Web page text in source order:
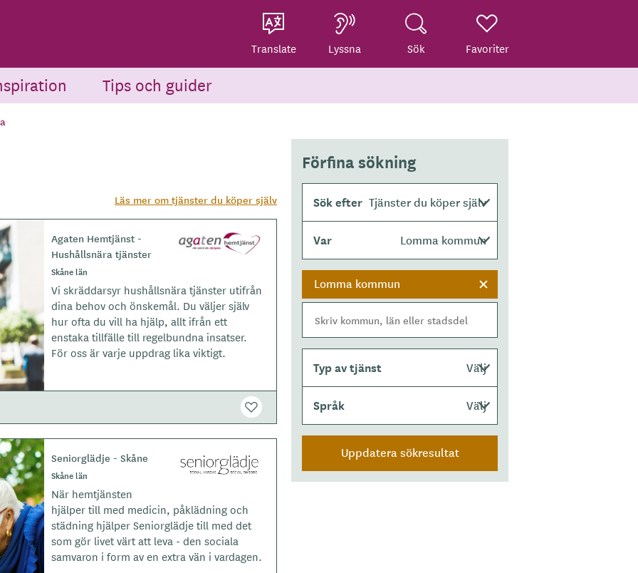
Translate Lyssna Sök Favoriter
Tips och guider
Läs mer om tjänster du köper själv
o
t
y
p
e
Agaten Hemtjänst -
Hushållsnära tjänster
Skåne län
Vi skräddarsyr hushållsnära tjänster utifrån
dina behov och önskemål. Du väljer själv
hur ofta du vill ha hjälp, allt ifrån ett
enstaka tillfälle till regelbundna insatser.
För oss är varje uppdrag lika viktigt.
o
t
p
Seniorglädje - Skåne
Skåne län
När hemtjänsten
hjälper till med medicin, påklädning och
städning hjälper Seniorglädje till med det
som gör livet värt att leva - den sociala
samvaron i form av en extra vän i vardagen.
Förfina sökning
Sök efter Tjänster du köper själv
Var Lomma kommun
Lomma kommun
Typ av tjänst Välj
Språk Välj